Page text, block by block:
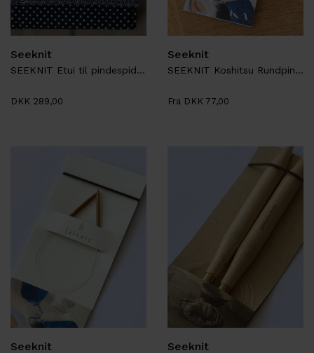
Seeknit
SEEKNIT Etui til pindespidser
DKK 289,00
Seeknit
SEEKNIT Koshitsu Rundpinde
Fra DKK 77,00
Seeknit Seeknit